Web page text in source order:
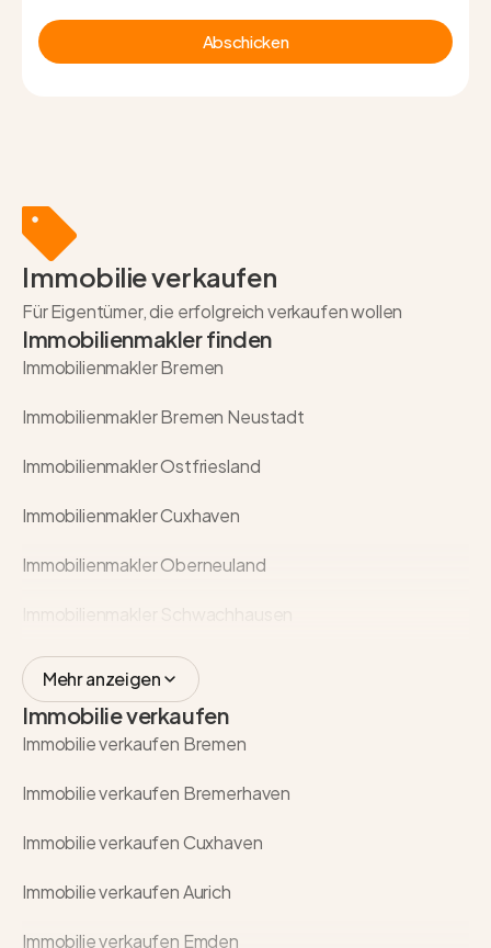
Abschicken
Immobilie verkaufen
Für Eigentümer, die erfolgreich verkaufen wollen
Immobilienmakler finden
Immobilienmakler Bremen
Immobilienmakler Bremen Neustadt
Immobilienmakler Ostfriesland
Immobilienmakler Cuxhaven
Immobilienmakler Oberneuland
Mehr anzeigen
Immobilie verkaufen
Immobilie verkaufen Bremen
Immobilie verkaufen Bremerhaven
Immobilie verkaufen Cuxhaven
Immobilie verkaufen Aurich
Immobilie verkaufen Emden